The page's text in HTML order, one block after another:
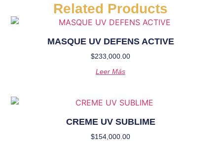
Related Products
MASQUE UV DEFENS ACTIVE
$233,000.00
Leer Más
CREME UV SUBLIME
$154,000.00